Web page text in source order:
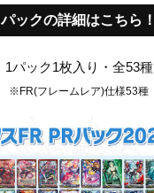
パックの詳細はこちら！
1パック1枚入り・全53種
※FR(フレームレア)仕様53種